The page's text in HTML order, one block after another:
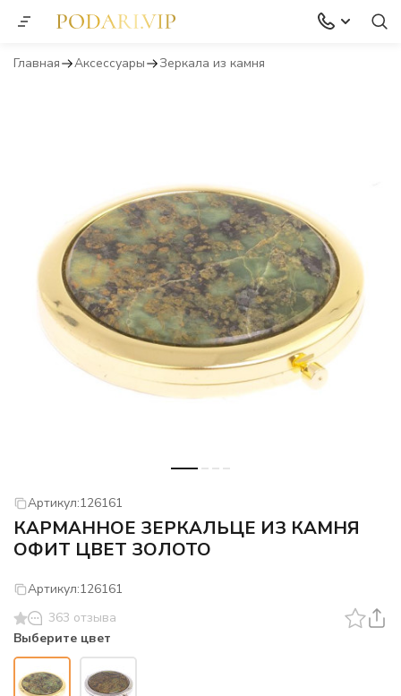
Главная Аксессуары Зеркала из камня
Артикул:126161
КАРМАННОЕ ЗЕРКАЛЬЦЕ ИЗ КАМНЯ
ОФИТ ЦВЕТ ЗОЛОТО
Артикул:126161
363 отзыва
Выберите цвет